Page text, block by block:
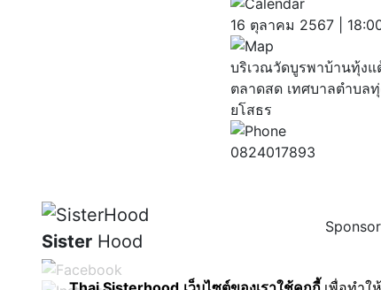
16 ตุลาคม 2567 |
บริเวณวัดบูรพาบ้านทุ้ง
ตลาดสด เทศบาลตำบล
ยโสธร
0824017893
Sister Hood